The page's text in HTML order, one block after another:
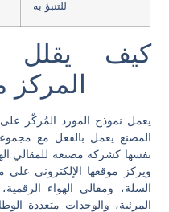
للتنبؤ به
كيف يقلل
المركز
يعمل نموذج المورد المُركّز
المصنع يعمل بالفعل مع
السلة، ومقالي الهواء الرقمية،
المرئية، والوحدات متعددة